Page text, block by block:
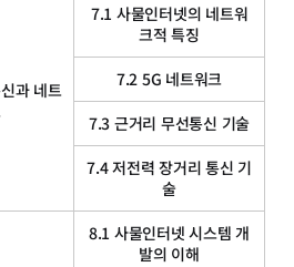
과 네트
7.1 사물인터넷의 네트워
크적 특징
7.2 5G 네트워크
7.3 근거리 무선통신 기술
7.4 저전력 장거리 통신 기
술
8.1 사물인터넷 시스템 개
발의 이해